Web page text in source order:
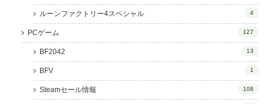
ルーンファクトリー4スペシャル 4
PCゲーム 127
BF2042 13
BFV 1
Steamセール情報 108